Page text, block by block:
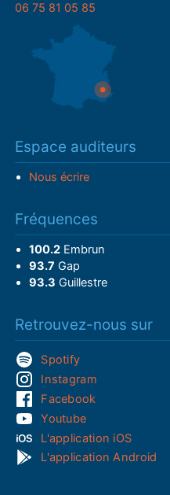
06 75 81 05 85
Espace auditeurs
Nous écrire
Fréquences
100.2Embrun
93.7 Gap
93.3 Guillestre
Retrouvez-nous sur
Spotify
Instagram
Facebook
Youtube
L'application iOS
L'application Android